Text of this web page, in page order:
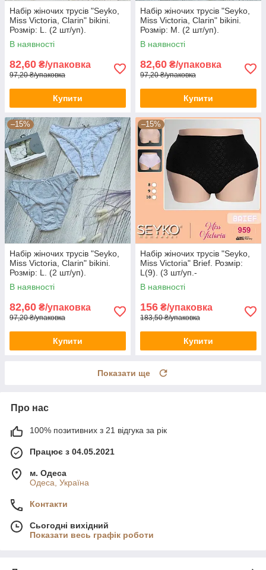
Набір жіночих трусів "Seyko,
Miss Victoria, Clarin" bikini.
Розмір: L. (2 шт/уп).
Туреччина. (CN-127-L)
В наявності
82,60 ₴/упаковка
97,20 ₴/упаковка
Купити
Набір жіночих трусів "Seyko,
Miss Victoria, Clarin" bikini.
Розмір: M. (2 шт/уп).
Туреччина. (CN-129-M)
В наявності
82,60 ₴/упаковка
97,20 ₴/упаковка
Купити
–15%
Набір жіночих трусів "Seyko,
Miss Victoria, Clarin" bikini.
Розмір: L. (2 шт/уп).
Туреччина. (CN-129-L)
В наявності
82,60 ₴/упаковка
97,20 ₴/упаковка
Купити
–15%
Набір жіночих трусів "Seyko,
Miss Victoria" Brief. Розмір:
L(9). (3 шт/уп.-
чорний,білий,беж).
Туреччина.
В наявності
156 ₴/упаковка
183,50 ₴/упаковка
Купити
Показати ще
Про нас
100% позитивних з 21 відгука за рік
Працює з 04.05.2021
м. Одеса
Одеса, Україна
Контакти
Сьогодні вихідний
Показати весь графік роботи